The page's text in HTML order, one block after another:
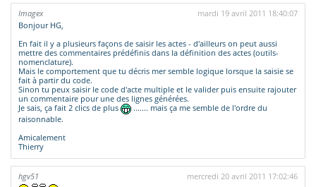
Imagex
mardi 19 avril 2011 18:40:07
Bonjour HG,
En fait il y a plusieurs façons de saisir les actes - d'ailleurs on peut aussi
mettre des commentaires prédéfinis dans la définition des actes (outils-
nomenclature).
Mais le comportement que tu décris mer semble logique lorsque la saisie se
fait à partir du code.
Sinon tu peux saisir le code d'acte multiple et le valider puis ensuite rajouter
un commentaire pour une des lignes générées.
Je sais, ça fait 2 clics de plus
....... mais ça me semble de l'ordre du
raisonnable.
Amicalement
Thierry
hgv51 mercredi 20 avril 2011 17:02:46